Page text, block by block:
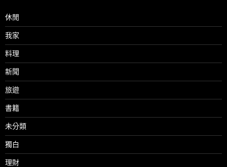
休閒
我家
料理
新聞
旅遊
書籍
未分類
獨白
理財